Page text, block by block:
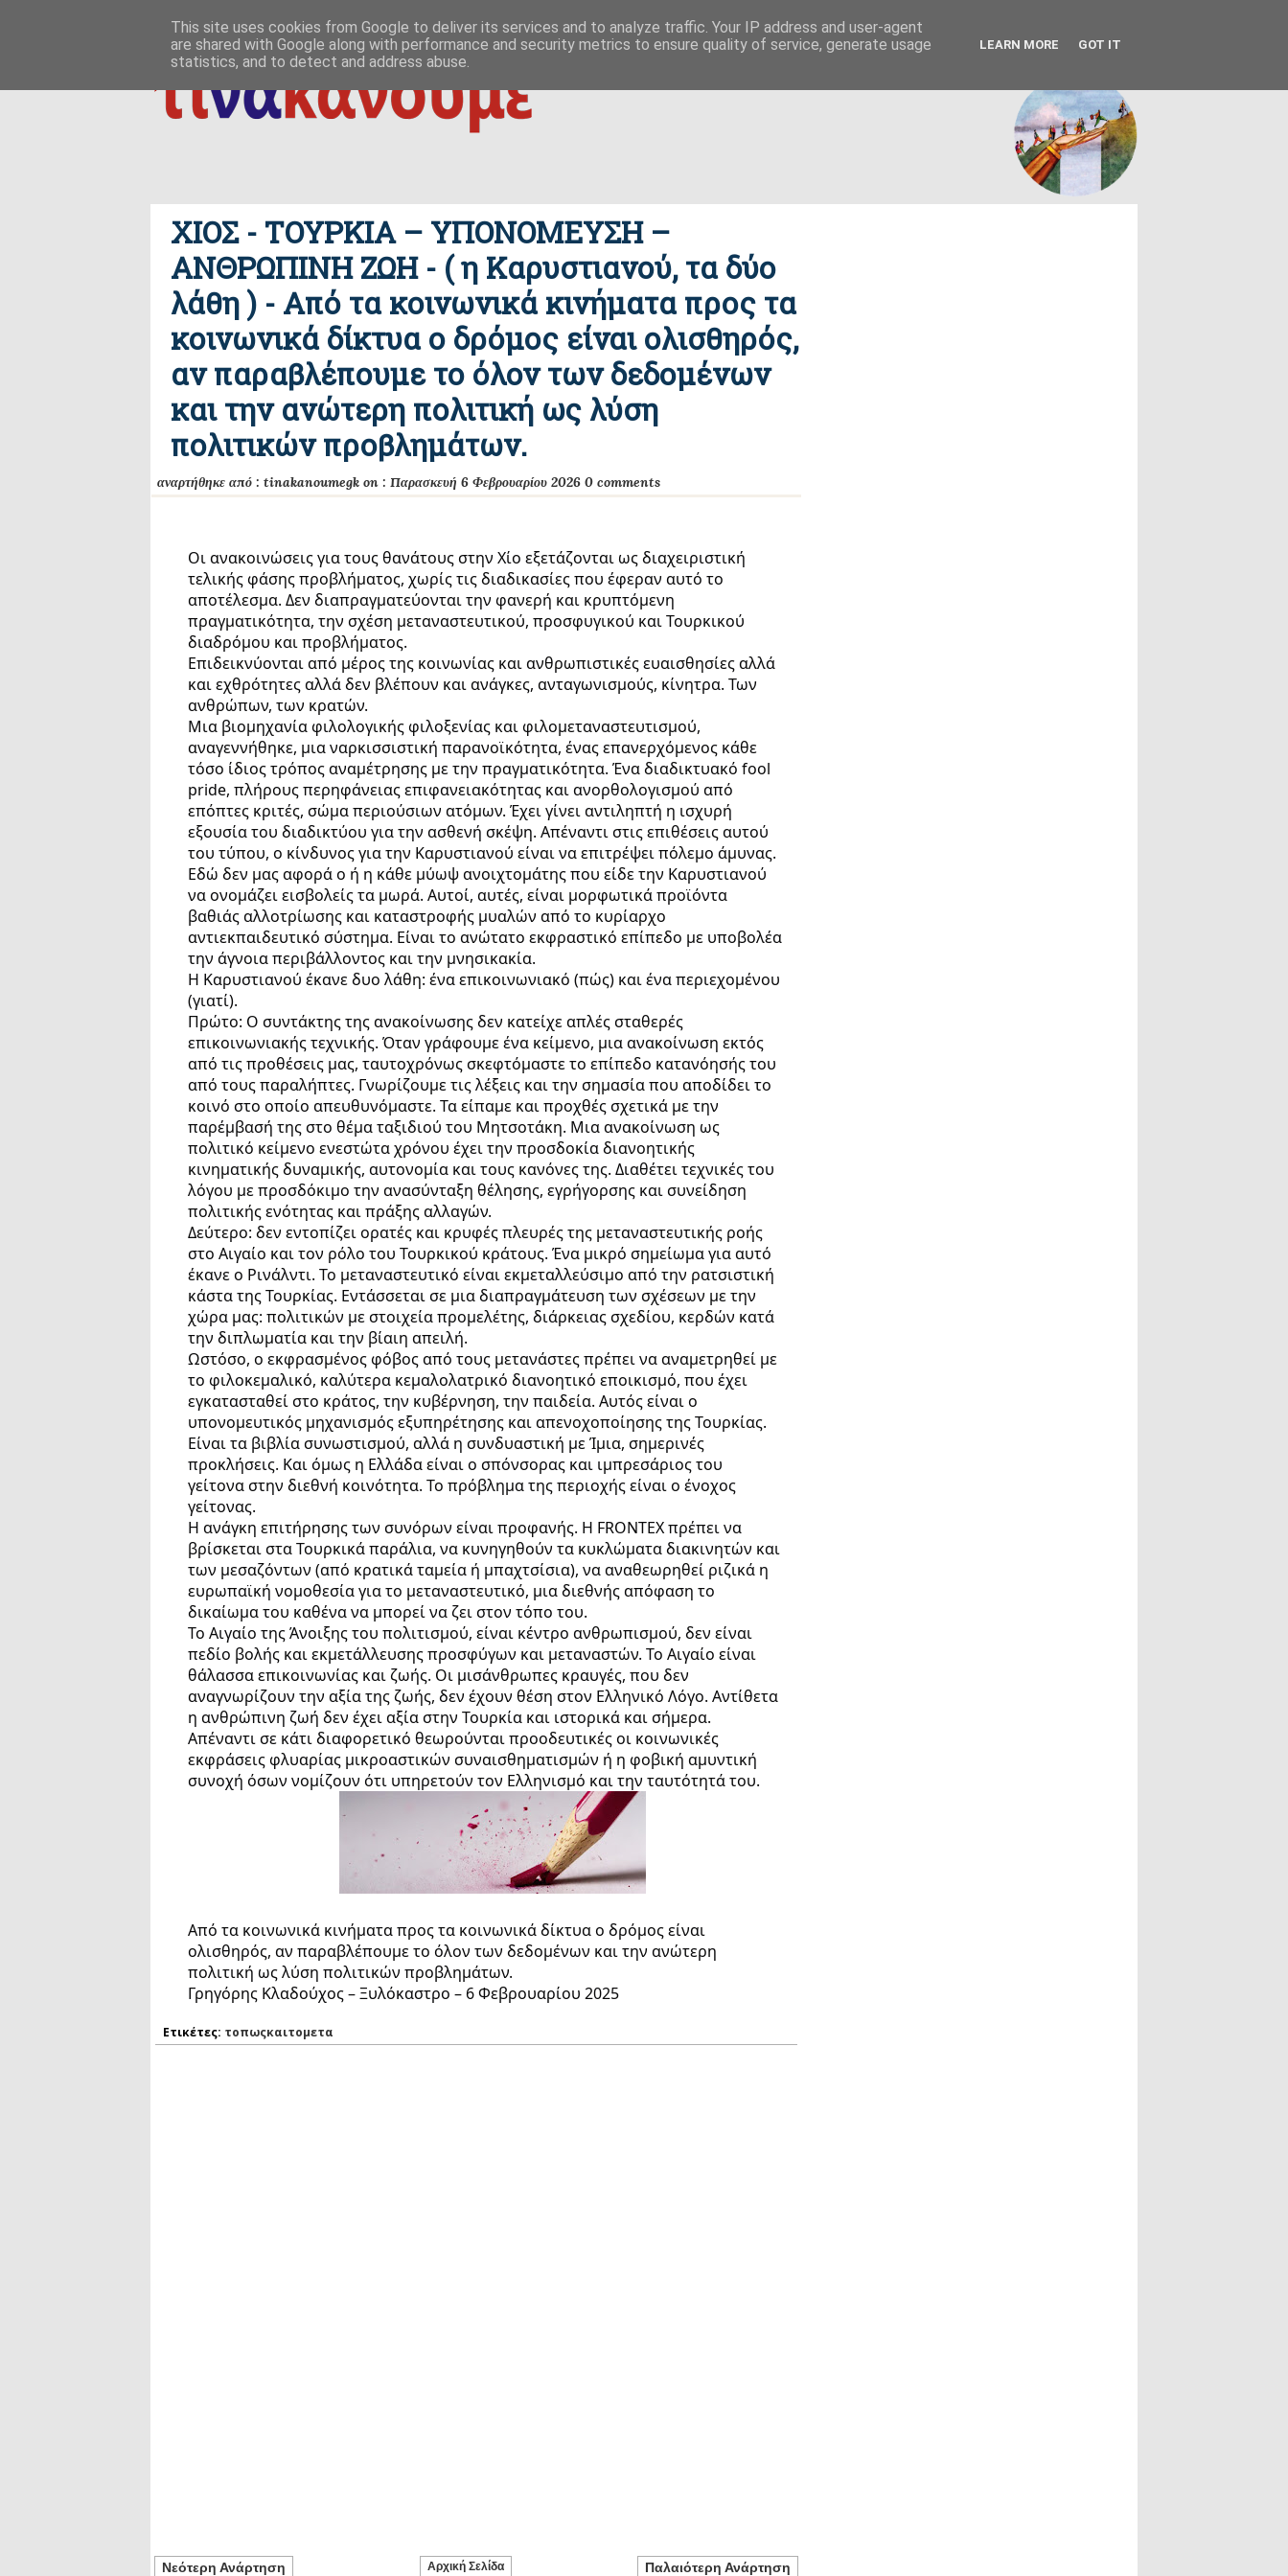
ΑΡΧΙΚΗ ΠΟΙΟΣ ΤΙ ΠΟΥ ΠΡΟΣ ΤΟ ΔΕΙΝ ΟΥΤΩ ΕΥΣΗΜΟΝ ΛΟΓΟΝ ΜΙΚΡΟΚΟΣΜΟΙ ΦΙΛΙΚΕΣ ΣΕΛΙΔΕΣ FACEBOOK
ΕΠΙΚΟΙΝΩΝΙΑ
δημιουργία / εδαφικές, ανθρωπολογικές ρίζες της οικονομίας|δημοκρατία / συμβουλιακές βάσεις σχέσεων θεσμών - κοινωνίας
XIOΣ - ΤΟΥΡΚΙΑ – ΥΠΟΝΟΜΕΥΣΗ –
ΑΝΘΡΩΠΙΝΗ ΖΩΗ - ( η Καρυστιανού, τα δύο
λάθη ) - Από τα κοινωνικά κινήματα προς τα
κοινωνικά δίκτυα ο δρόμος είναι ολισθηρός,
αν παραβλέπουμε το όλον των δεδομένων
και την ανώτερη πολιτική ως λύση
πολιτικών προβλημάτων.
αναρτήθηκε από : tinakanoumegk on : Παρασκευή 6 Φεβρουαρίου 2026 0 comments
Οι ανακοινώσεις για τους θανάτους στην Χίο εξετάζονται ως διαχειριστική
τελικής φάσης προβλήματος, χωρίς τις διαδικασίες που έφεραν αυτό το
αποτέλεσμα. Δεν διαπραγματεύονται την φανερή και κρυπτόμενη
πραγματικότητα, την σχέση μεταναστευτικού, προσφυγικού και Τουρκικού
διαδρόμου και προβλήματος.
Επιδεικνύονται από μέρος της κοινωνίας και ανθρωπιστικές ευαισθησίες αλλά
και εχθρότητες αλλά δεν βλέπουν και ανάγκες, ανταγωνισμούς, κίνητρα. Των
ανθρώπων, των κρατών.
Μια βιομηχανία φιλολογικής φιλοξενίας και φιλομεταναστευτισμού,
αναγεννήθηκε, μια ναρκισσιστική παρανοϊκότητα, ένας επανερχόμενος κάθε
τόσο ίδιος τρόπος αναμέτρησης με την πραγματικότητα. Ένα διαδικτυακό fool
pride, πλήρους περηφάνειας επιφανειακότητας και ανορθολογισμού από
επόπτες κριτές, σώμα περιούσιων ατόμων. Έχει γίνει αντιληπτή η ισχυρή
εξουσία του διαδικτύου για την ασθενή σκέψη. Απέναντι στις επιθέσεις αυτού
του τύπου, ο κίνδυνος για την Καρυστιανού είναι να επιτρέψει πόλεμο άμυνας.
Εδώ δεν μας αφορά ο ή η κάθε μύωψ ανοιχτομάτης που είδε την Καρυστιανού
να ονομάζει εισβολείς τα μωρά. Αυτoί, αυτές, είναι μορφωτικά προϊόντα
βαθιάς αλλοτρίωσης και καταστροφής μυαλών από το κυρίαρχο
αντιεκπαιδευτικό σύστημα. Είναι το ανώτατο εκφραστικό επίπεδο με υποβολέα
την άγνοια περιβάλλοντος και την μνησικακία.
Η Καρυστιανού έκανε δυο λάθη: ένα επικοινωνιακό (πώς) και ένα περιεχομένου
(γιατί).
Πρώτο: Ο συντάκτης της ανακοίνωσης δεν κατείχε απλές σταθερές
επικοινωνιακής τεχνικής. Όταν γράφουμε ένα κείμενο, μια ανακοίνωση εκτός
από τις προθέσεις μας, ταυτοχρόνως σκεφτόμαστε το επίπεδο κατανόησής του
από τους παραλήπτες. Γνωρίζουμε τις λέξεις και την σημασία που αποδίδει το
κοινό στο οποίο απευθυνόμαστε. Τα είπαμε και προχθές σχετικά με την
παρέμβασή της στο θέμα ταξιδιού του Μητσοτάκη. Μια ανακοίνωση ως
πολιτικό κείμενο ενεστώτα χρόνου έχει την προσδοκία διανοητικής
κινηματικής δυναμικής, αυτονομία και τους κανόνες της. Διαθέτει τεχνικές του
λόγου με προσδόκιμο την ανασύνταξη θέλησης, εγρήγορσης και συνείδηση
πολιτικής ενότητας και πράξης αλλαγών.
Δεύτερο: δεν εντοπίζει ορατές και κρυφές πλευρές της μεταναστευτικής ροής
στο Αιγαίο και τον ρόλο του Τουρκικού κράτους. Ένα μικρό σημείωμα για αυτό
έκανε ο Ρινάλντι. Το μεταναστευτικό είναι εκμεταλλεύσιμο από την ρατσιστική
κάστα της Τουρκίας. Εντάσσεται σε μια διαπραγμάτευση των σχέσεων με την
χώρα μας: πολιτικών με στοιχεία προμελέτης, διάρκειας σχεδίου, κερδών κατά
την διπλωματία και την βίαιη απειλή.
Ωστόσο, ο εκφρασμένος φόβος από τους μετανάστες πρέπει να αναμετρηθεί με
το φιλοκεμαλικό, καλύτερα κεμαλολατρικό διανοητικό εποικισμό, που έχει
εγκατασταθεί στο κράτος, την κυβέρνηση, την παιδεία. Αυτός είναι ο
υπονομευτικός μηχανισμός εξυπηρέτησης και απενοχοποίησης της Τουρκίας.
Είναι τα βιβλία συνωστισμού, αλλά η συνδυαστική με Ίμια, σημερινές
προκλήσεις. Και όμως η Ελλάδα είναι ο σπόνσορας και ιμπρεσάριος του
γείτονα στην διεθνή κοινότητα. Το πρόβλημα της περιοχής είναι ο ένοχος
γείτονας.
Η ανάγκη επιτήρησης των συνόρων είναι προφανής. Η FRONTEX πρέπει να
βρίσκεται στα Τουρκικά παράλια, να κυνηγηθούν τα κυκλώματα διακινητών και
των μεσαζόντων (από κρατικά ταμεία ή μπαχτσίσια), να αναθεωρηθεί ριζικά η
ευρωπαϊκή νομοθεσία για το μεταναστευτικό, μια διεθνής απόφαση το
δικαίωμα του καθένα να μπορεί να ζει στον τόπο του.
Το Αιγαίο της Άνοιξης του πολιτισμού, είναι κέντρο ανθρωπισμού, δεν είναι
πεδίο βολής και εκμετάλλευσης προσφύγων και μεταναστών. Το Αιγαίο είναι
θάλασσα επικοινωνίας και ζωής. Οι μισάνθρωπες κραυγές, που δεν
αναγνωρίζουν την αξία της ζωής, δεν έχουν θέση στον Ελληνικό Λόγο. Αντίθετα
η ανθρώπινη ζωή δεν έχει αξία στην Τουρκία και ιστορικά και σήμερα.
Απέναντι σε κάτι διαφορετικό θεωρούνται προοδευτικές οι κοινωνικές
εκφράσεις φλυαρίας μικροαστικών συναισθηματισμών ή η φοβική αμυντική
συνοχή όσων νομίζουν ότι υπηρετούν τον Ελληνισμό και την ταυτότητά του.
Από τα κοινωνικά κινήματα προς τα κοινωνικά δίκτυα ο δρόμος είναι
ολισθηρός, αν παραβλέπουμε το όλον των δεδομένων και την ανώτερη
πολιτική ως λύση πολιτικών προβλημάτων.
Γρηγόρης Κλαδούχος – Ξυλόκαστρο – 6 Φεβρουαρίου 2025
Ετικέτες: τοπωςκαιτομετα
Νεότερη Ανάρτηση Παλαιότερη Ανάρτηση
Αρχική Σελίδα
This site uses cookies from Google to deliver its services and to analyze traffic. Your IP address and user-agent
are shared with Google along with performance and security metrics to ensure quality of service, generate usage
statistics, and to detect and address abuse.
LEARN MORE GOT IT